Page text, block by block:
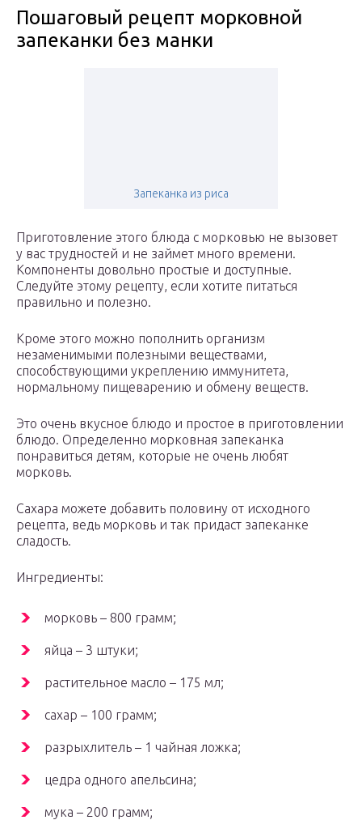
Пошаговый рецепт морковной
запеканки без манки
Запеканка из риса
Приготовление этого блюда с морковью не вызовет
у вас трудностей и не займет много времени.
Компоненты довольно простые и доступные.
Следуйте этому рецепту, если хотите питаться
правильно и полезно.
Кроме этого можно пополнить организм
незаменимыми полезными веществами,
способствующими укреплению иммунитета,
нормальному пищеварению и обмену веществ.
Это очень вкусное блюдо и простое в приготовлении
блюдо. Определенно морковная запеканка
понравиться детям, которые не очень любят
морковь.
Сахара можете добавить половину от исходного
рецепта, ведь морковь и так придаст запеканке
сладость.
Ингредиенты:
морковь – 800 грамм;
яйца – 3 штуки;
растительное масло – 175 мл;
сахар – 100 грамм;
разрыхлитель – 1 чайная ложка;
цедра одного апельсина;
мука – 200 грамм;